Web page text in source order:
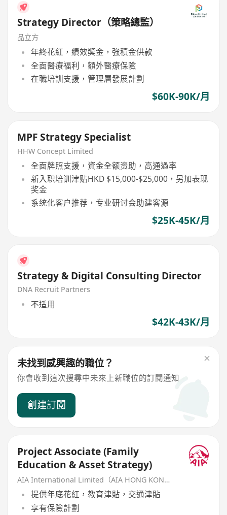
Strategy Director（策略總監）
品立方
年終花紅，績效獎金，強積金供款
全面醫療福利，額外醫療保險
在職培訓支援，管理層發展計劃
$60K-90K/月
MPF Strategy Specialist
HHW Concept Limited
全面牌照支援，資金全额资助，高通過率
新入职培训津贴HKD $15,000-$25,000，另加表现
奖金
系统化客户推荐，专业研讨会助建客源
$25K-45K/月
Strategy & Digital Consulting Director
DNA Recruit Partners
不适用
$42K-43K/月
未找到感興趣的職位？
你會收到這次搜尋中未來上新職位的訂閱通知
創建訂閱
Project Associate (Family
Education & Asset Strategy)
AIA International Limited（AIA HONG KONG）
提供年底花紅，教育津貼，交通津貼
享有保險計劃